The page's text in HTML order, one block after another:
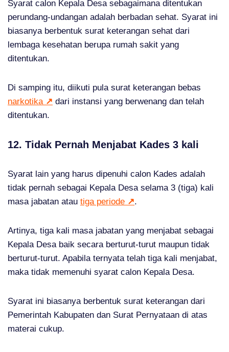
Syarat calon Kepala Desa sebagaimana ditentukan
perundang-undangan adalah berbadan sehat. Syarat ini
biasanya berbentuk surat keterangan sehat dari
lembaga kesehatan berupa rumah sakit yang
ditentukan.
Di samping itu, diikuti pula surat keterangan bebas
narkotika ↗ dari instansi yang berwenang dan telah
ditentukan.
12. Tidak Pernah Menjabat Kades 3 kali
Syarat lain yang harus dipenuhi calon Kades adalah
tidak pernah sebagai Kepala Desa selama 3 (tiga) kali
masa jabatan atau tiga periode ↗.
Artinya, tiga kali masa jabatan yang menjabat sebagai
Kepala Desa baik secara berturut-turut maupun tidak
berturut-turut. Apabila ternyata telah tiga kali menjabat,
maka tidak memenuhi syarat calon Kepala Desa.
Syarat ini biasanya berbentuk surat keterangan dari
Pemerintah Kabupaten dan Surat Pernyataan di atas
materai cukup.